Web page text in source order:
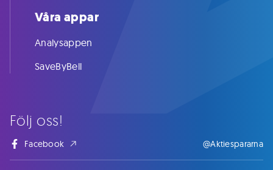
Följ oss!
Facebook @Aktiespararna
Våra appar
Analysappen
SaveByBell